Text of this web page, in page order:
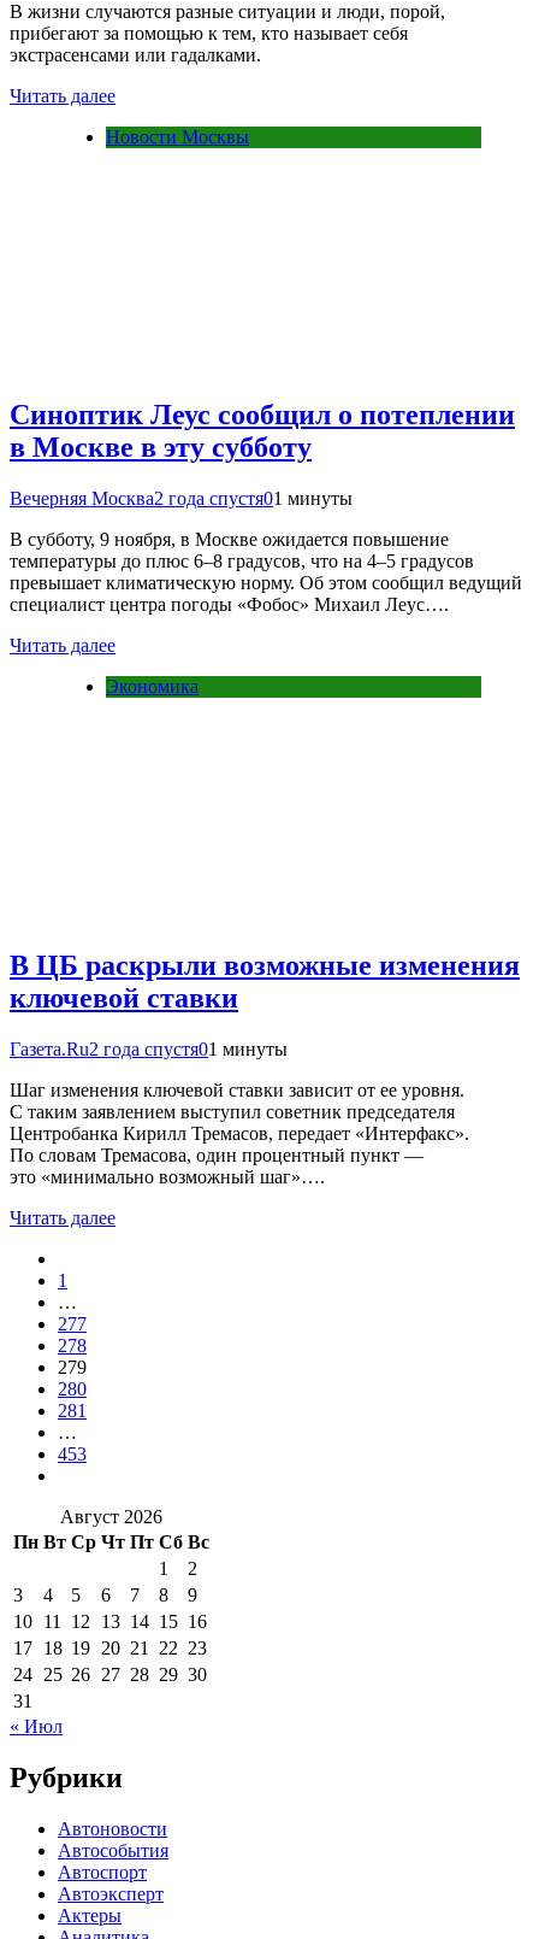
В жизни случаются разные ситуации и люди, порой,
прибегают за помощью к тем, кто называет себя
экстрасенсами или гадалками.
Читать далее
Новости Москвы
Синоптик Леус сообщил о потеплении
в Москве в эту субботу
Вечерняя Москва2 года спустя01 минуты
В субботу, 9 ноября, в Москве ожидается повышение
температуры до плюс 6–8 градусов, что на 4–5 градусов
превышает климатическую норму. Об этом сообщил ведущий
специалист центра погоды «Фобос» Михаил Леус….
Читать далее
Экономика
В ЦБ раскрыли возможные изменения
ключевой ставки
Газета.Ru2 года спустя01 минуты
Шаг изменения ключевой ставки зависит от ее уровня.
С таким заявлением выступил советник председателя
Центробанка Кирилл Тремасов, передает «Интерфакс».
По словам Тремасова, один процентный пункт —
это «минимально возможный шаг»….
Читать далее
1
…
277
278
279
280
281
…
453
Август 2026
Пн Вт Ср Чт Пт Сб Вс
1
2
3
4 5 6 7 8
9
10 11 12 13 14 15 16
17 18 19 20 21 22 23
24 25 26 27 28 29 30
31
« Июл
Рубрики
Автоновости
Автособытия
Автоспорт
Автоэксперт
Актеры